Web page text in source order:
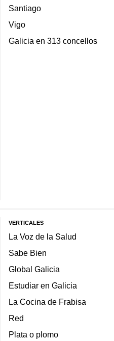
Santiago
Vigo
Galicia en 313 concellos
VERTICALES
La Voz de la Salud
Sabe Bien
Global Galicia
Estudiar en Galicia
La Cocina de Frabisa
Red
Plata o plomo